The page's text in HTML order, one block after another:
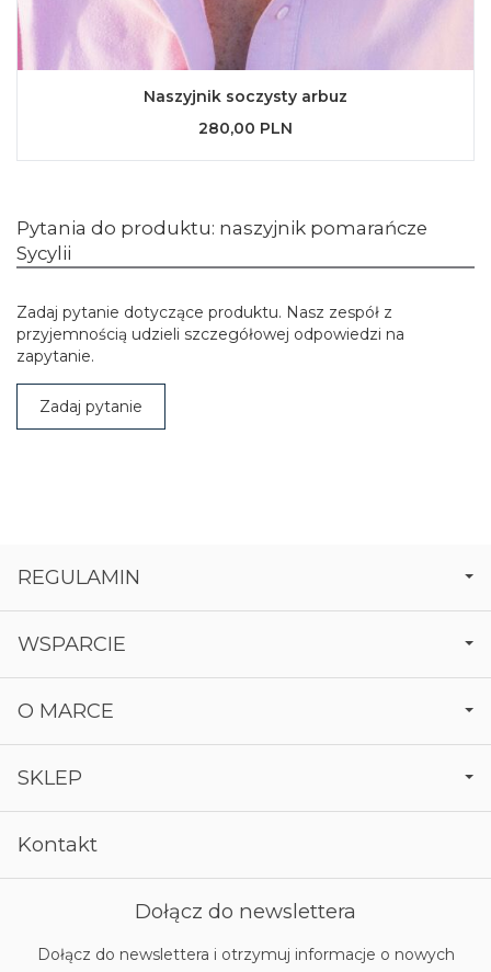
Naszyjnik soczysty arbuz
280,00 PLN
Pytania do produktu: naszyjnik pomarańcze
Sycylii
Zadaj pytanie dotyczące produktu. Nasz zespół z
przyjemnością udzieli szczegółowej odpowiedzi na
zapytanie.
Zadaj pytanie
REGULAMIN
WSPARCIE
O MARCE
SKLEP
Kontakt
Dołącz do newslettera
Dołącz do newslettera i otrzymuj informacje o nowych